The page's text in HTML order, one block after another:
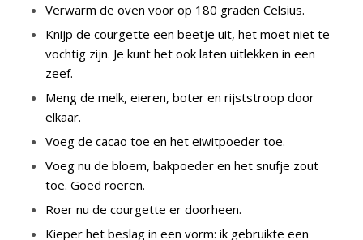
Verwarm de oven voor op 180 graden Celsius.
Knijp de courgette een beetje uit, het moet niet te
vochtig zijn. Je kunt het ook laten uitlekken in een
zeef.
Meng de melk, eieren, boter en rijststroop door
elkaar.
Voeg de cacao toe en het eiwitpoeder toe.
Voeg nu de bloem, bakpoeder en het snufje zout
toe. Goed roeren.
Roer nu de courgette er doorheen.
Kieper het beslag in een vorm: ik gebruikte een